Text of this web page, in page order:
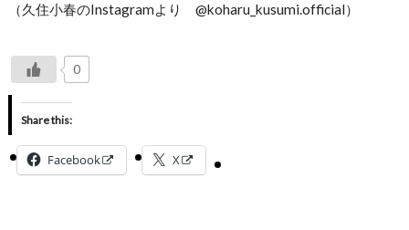
（久住小春のInstagramより @koharu_kusumi.official）
0
Share this:
Facebook X